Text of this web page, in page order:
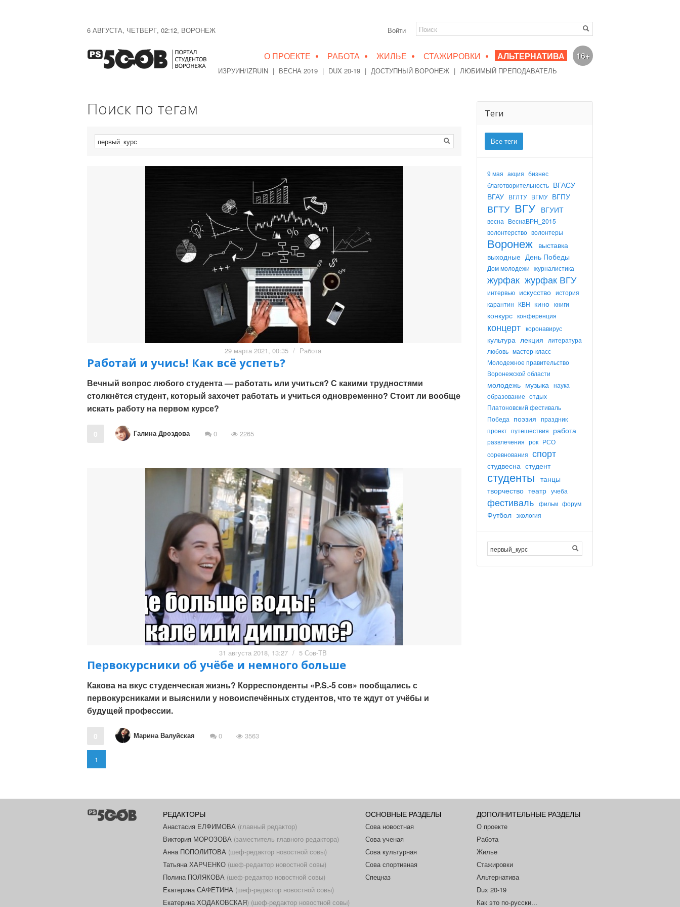
6 АВГУСТА, ЧЕТВЕРГ, 02:12, ВОРОНЕЖ Войти
О ПРОЕКТЕ • РАБОТА • ЖИЛЬЕ • СТАЖИРОВКИ • АЛЬТЕРНАТИВА
ИЗРУИН/IZRUIN | ВЕСНА 2019 | DUX 20-19 | ДОСТУПНЫЙ ВОРОНЕЖ | ЛЮБИМЫЙ ПРЕПОДАВАТЕЛЬ
16+
Поиск по тегам
29 марта 2021, 00:35 / Работа
Работай и учись! Как всё успеть?
Вечный вопрос любого студента — работать или учиться? С какими трудностями
столкнётся студент, который захочет работать и учиться одновременно? Стоит ли вообще
искать работу на первом курсе?
0 Галина Дроздова 0 2265
31 августа 2018, 13:27 / 5 Сов-ТВ
Первокурсники об учёбе и немного больше
Какова на вкус студенческая жизнь? Корреспонденты «P.S.-5 сов» пообщались с
первокурсниками и выяснили у новоиспечённых студентов, что те ждут от учёбы и
будущей профессии.
0 Марина Валуйская 0 3563
1
Теги
Все теги
9 мая акция бизнес
благотворительность ВГАСУ
ВГАУ ВГЛТУ ВГМУ ВГПУ
ВГТУ ВГУ ВГУИТ
весна ВеснаВРН_2015
волонтерство волонтеры
Воронеж выставка
выходные День Победы
Дом молодежи журналистика
журфак журфак ВГУ
интервью искусство история
карантин КВН кино книги
конкурс конференция
концерт коронавирус
культура лекция
литература
любовь мастер-класс
Молодежное правительство
Воронежской области
молодежь музыка наука
образование отдых
Платоновский фестиваль
Победа поэзия праздник
проект путешествия работа
развлечения рок РСО
соревнования спорт
студвесна студент
студенты танцы
творчество театр учеба
фестиваль фильм форум
Футбол экология
РЕДАКТОРЫ
Анастасия ЕЛФИМОВА (главный редактор)
Виктория МОРОЗОВА (заместитель главного редактора)
Анна ПОПОЛИТОВА (шеф-редактор новостной совы)
Татьяна ХАРЧЕНКО (шеф-редактор новостной совы)
Полина ПОЛЯКОВА (шеф-редактор новостной совы)
Екатерина САФЕТИНА (шеф-редактор новостной совы)
Екатерина ХОДАКОВСКАЯ) (шеф-редактор новостной совы)
ОСНОВНЫЕ РАЗДЕЛЫ
Сова новостная
Сова ученая
Сова культурная
Сова спортивная
Спецназ
ДОПОЛНИТЕЛЬНЫЕ РАЗДЕЛЫ
О проекте
Работа
Жилье
Стажировки
Альтернатива
Dux 20-19
Как это по-русски...